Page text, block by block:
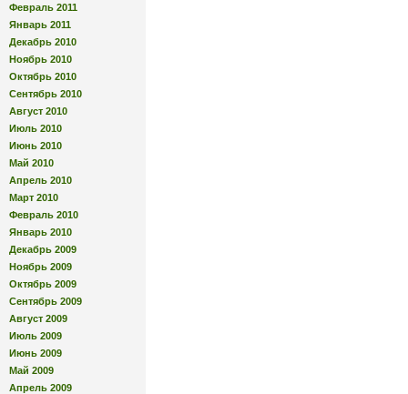
Февраль 2011
Январь 2011
Декабрь 2010
Ноябрь 2010
Октябрь 2010
Сентябрь 2010
Август 2010
Июль 2010
Июнь 2010
Май 2010
Апрель 2010
Март 2010
Февраль 2010
Январь 2010
Декабрь 2009
Ноябрь 2009
Октябрь 2009
Сентябрь 2009
Август 2009
Июль 2009
Июнь 2009
Май 2009
Апрель 2009